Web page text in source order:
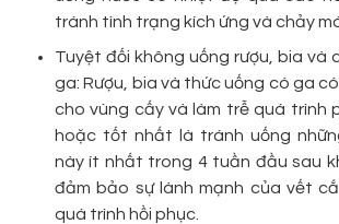
tránh tình trạng kích ứng và chảy
Tuyệt đối không uống rượu, bia và
ga: Rượu, bia và thức uống có ga
cho vùng cấy và làm trễ quá trình
hoặc tốt nhất là tránh uống
này ít nhất trong 4 tuần đầu sau
đảm bảo sự lành mạnh của vết
quá trình hồi phục.